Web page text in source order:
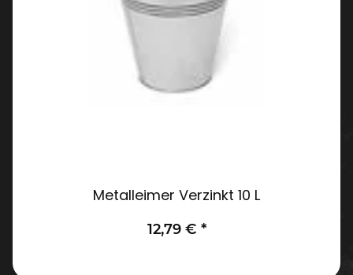
Metalleimer Verzinkt 10 L
12,79 € *